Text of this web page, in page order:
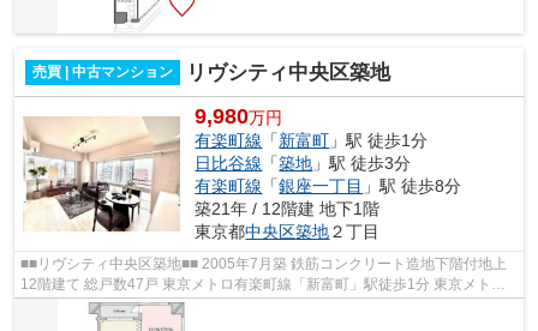
売買 | 中古マンション リヴシティ中央区築地
9,980万円
有楽町線 「新富町 」駅 徒歩1分
日比谷線 「築地 」駅 徒歩3分
有楽町線 「銀座一丁目 」駅 徒歩8分
築21年 / 12階建 地下1階
東京都中央区築地２丁目
■■リヴシティ中央区築地■■ 2005年7月築 鉄筋コンクリート造地下階付地上
12階建て 総戸数47戸 東京メトロ有楽町線「新富町」駅徒歩1分 東京メトロ
日比谷線「築地」駅徒歩3分 東京メト...